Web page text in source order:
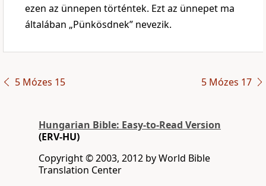
ezen az ünnepen történtek. Ezt az ünnepet ma
általában „Pünkösdnek” nevezik.
5 Mózes 15 5 Mózes 17
Hungarian Bible: Easy-to-Read Version
(ERV-HU)
Copyright © 2003, 2012 by World Bible
Translation Center